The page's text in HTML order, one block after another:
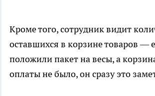
Кроме того, сотрудник видит
оставшихся в корзине товаров —
положили пакет на весы, а
оплаты не было, он сразу это